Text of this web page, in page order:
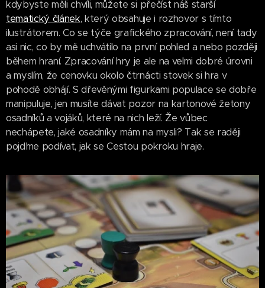
kdybyste měli chvíli, můžete si přečíst náš starší
tematický článek, který obsahuje i rozhovor s tímto
ilustrátorem. Co se týče grafického zpracování, není tady
asi nic, co by mě uchvátilo na první pohled a nebo později
během hraní. Zpracování hry je ale na velmi dobré úrovni
a myslím, že cenovku okolo čtrnácti stovek si hra v
pohodě obhájí. S dřevěnými figurkami populace se dobře
manipuluje, jen musíte dávat pozor na kartonové žetony
osadníků a vojáků, které na nich leží. Že vůbec
nechápete, jaké osadníky mám na mysli? Tak se raději
pojďme podívat, jak se Cestou pokroku hraje.